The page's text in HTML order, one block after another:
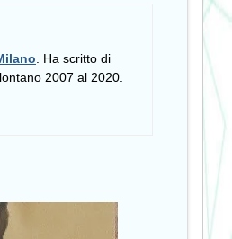
. Ha scritto di
2007 al 2020.